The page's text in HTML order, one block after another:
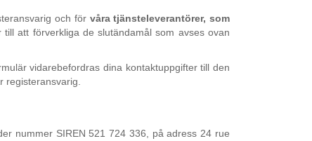
och för våra tjänsteleverantörer, som
till att förverkliga de slutändamål som avses ovan
vidarebefordras dina kontaktuppgifter till den
registeransvarig.
nummer SIREN 521 724 336, på adress 24 rue